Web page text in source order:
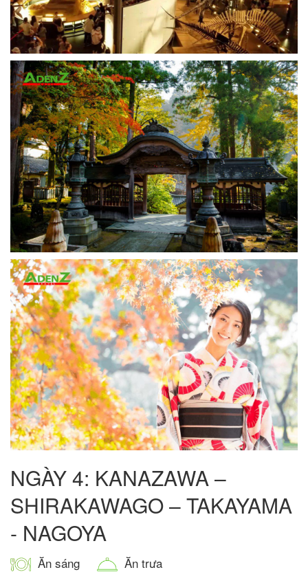
NGÀY 4: KANAZAWA –
SHIRAKAWAGO – TAKAYAMA
- NAGOYA
Ăn sáng Ăn trưa